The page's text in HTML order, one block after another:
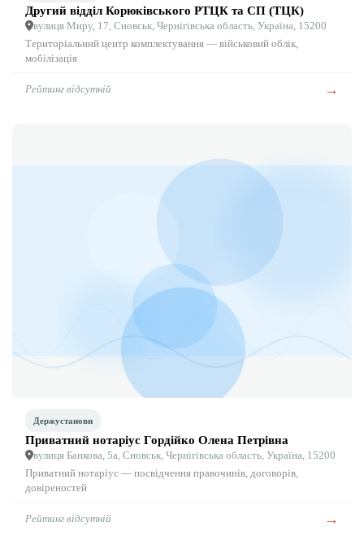
Другий відділ Корюківського РТЦК та СП (ТЦК)
вулиця Миру, 17, Сновськ, Чернігівська область, Україна, 15200
Територіальний центр комплектування — військовий облік,
мобілізація
Рейтинг відсутній →
Держустанови
Приватний нотаріус Гордійко Олена Петрівна
вулиця Банкова, 5а, Сновськ, Чернігівська область, Україна, 15200
Приватний нотаріус — посвідчення правочинів, договорів,
довіреностей
Рейтинг відсутній →